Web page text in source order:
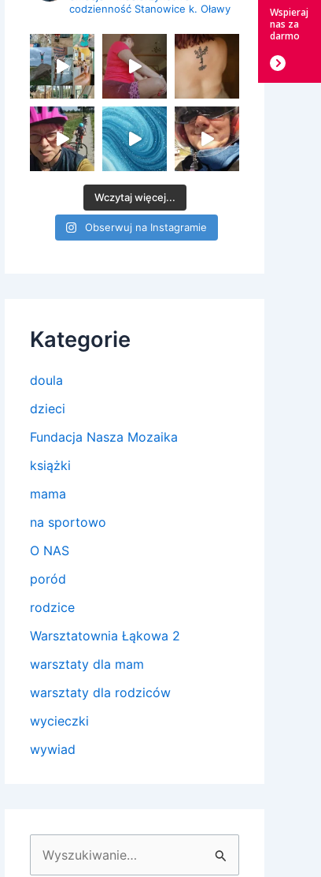
codzienność Stanowice k. Oławy
Wczytaj więcej...
Obserwuj na Instagramie
Kategorie
doula
dzieci
Fundacja Nasza Mozaika
książki
mama
na sportowo
O NAS
poród
rodzice
Warsztatownia Łąkowa 2
warsztaty dla mam
warsztaty dla rodziców
wycieczki
wywiad
Wspieraj
nas za
darmo